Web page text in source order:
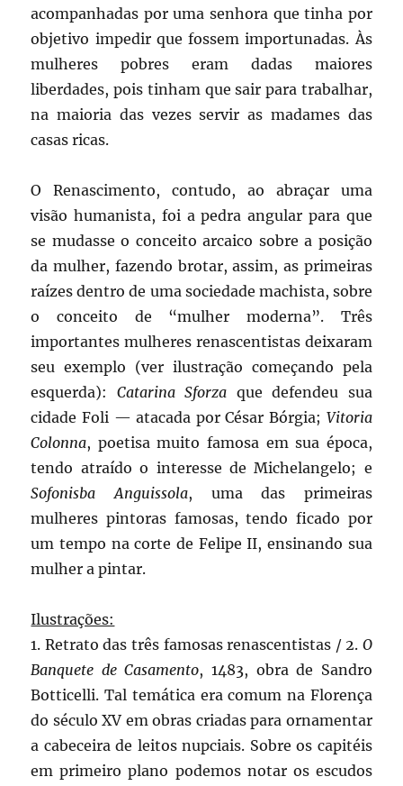
acompanhadas por uma senhora que tinha por
objetivo impedir que fossem importunadas. Às
mulheres pobres eram dadas maiores
liberdades, pois tinham que sair para trabalhar,
na maioria das vezes servir as madames das
casas ricas.
O Renascimento, contudo, ao abraçar uma
visão humanista, foi a pedra angular para que
se mudasse o conceito arcaico sobre a posição
da mulher, fazendo brotar, assim, as primeiras
raízes dentro de uma sociedade machista, sobre
o conceito de “mulher moderna”. Três
importantes mulheres renascentistas deixaram
seu exemplo (ver ilustração começando pela
esquerda): Catarina Sforza que defendeu sua
cidade Foli — atacada por César Bórgia; Vitoria
Colonna, poetisa muito famosa em sua época,
tendo atraído o interesse de Michelangelo; e
Sofonisba Anguissola, uma das primeiras
mulheres pintoras famosas, tendo ficado por
um tempo na corte de Felipe II, ensinando sua
mulher a pintar.
Ilustrações:
1. Retrato das três famosas renascentistas / 2. O
Banquete de Casamento, 1483, obra de Sandro
Botticelli. Tal temática era comum na Florença
do século XV em obras criadas para ornamentar
a cabeceira de leitos nupciais. Sobre os capitéis
em primeiro plano podemos notar os escudos